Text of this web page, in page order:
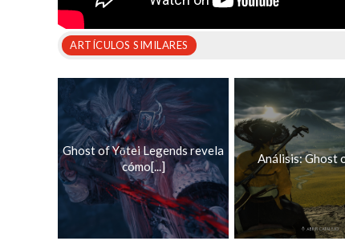
ARTÍCULOS SIMILARES
Ghost of Yōtei Legends revela
cómo[...]
Análisis: Ghost